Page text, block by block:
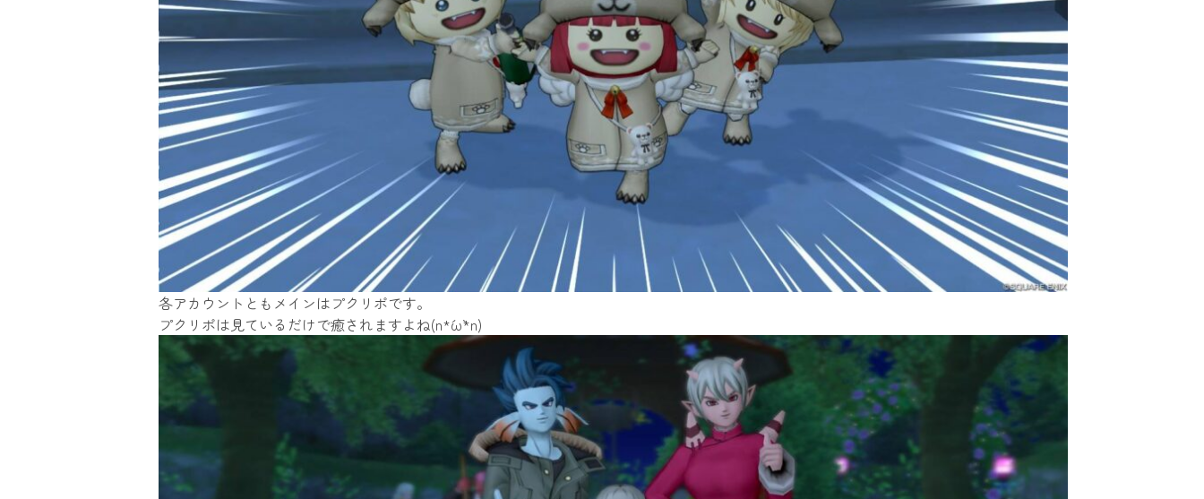
各アカウントともメインはプクリポです。
プクリポは見ているだけで癒されますよね(n*´ω`*n)